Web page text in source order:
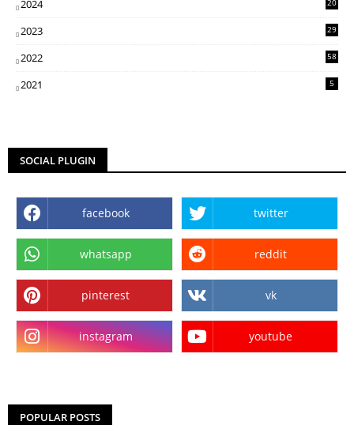
2024
2023
29
2022
58
2021 5
SOCIAL PLUGIN
facebook twitter
whatsapp reddit
pinterest vk
instagram youtube
POPULAR POSTS